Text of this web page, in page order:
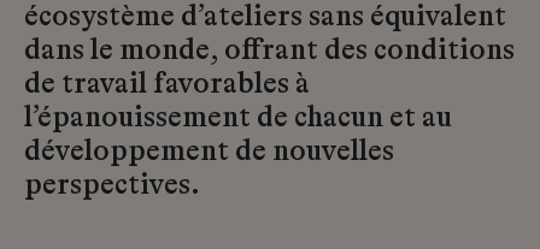
écosystème d’ateliers sans équivalent
dans le monde, offrant des conditions
de travail favorables à
l’épanouissement de chacun et au
développement de nouvelles
perspectives.